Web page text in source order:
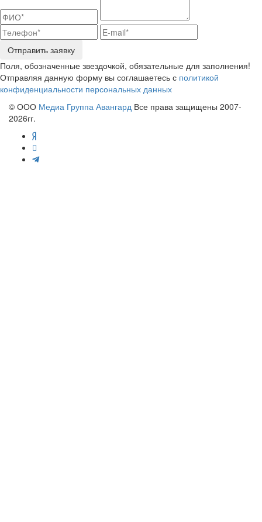
Отправить заявку
Поля, обозначенные звездочкой, обязательные для заполнения!
Отправляя данную форму вы соглашаетесь с политикой
конфиденциальности персональных данных
© ООО Медиа Группа Авангард Все права защищены 2007-
2026гг.